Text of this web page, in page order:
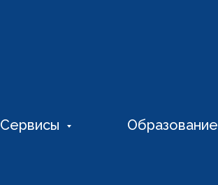
Сервисы Образование